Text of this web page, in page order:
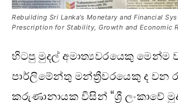
Rebuilding Sri Lanka’s Monetary and Financial
Prescription for Stability, Growth and Economic
හිටපු මුදල් අමාත්‍යවරයෙකු මෙන්ම
පාර්ලිමේන්තු මන්ත්‍රීවරයෙකු ද වන
කරුණානායක විසින් “ශ්‍රී ලංකාවේ